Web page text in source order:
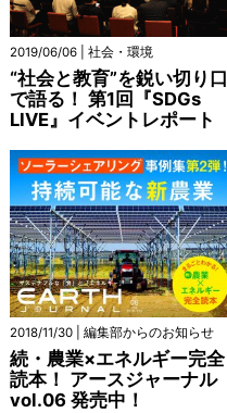
2019/06/06 | 社会・環境
“社会と教育”を鋭い切り口
で語る！ 第1回『SDGs
LIVE』イベントレポート
2018/11/30 | 編集部からのお知らせ
続・農業×エネルギー完全
読本！ アースジャーナル
vol.06 発売中！